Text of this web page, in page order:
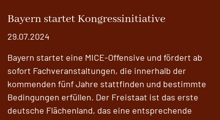
Bayern startet Kongressinitiative
29.07.2024
Bayern startet eine MICE-Offensive und fördert ab
sofort Fachveranstaltungen, die innerhalb der
kommenden fünf Jahre stattfinden und bestimmte
Bedingungen erfüllen. Der Freistaat ist das erste
deutsche Flächenland, das eine entsprechende